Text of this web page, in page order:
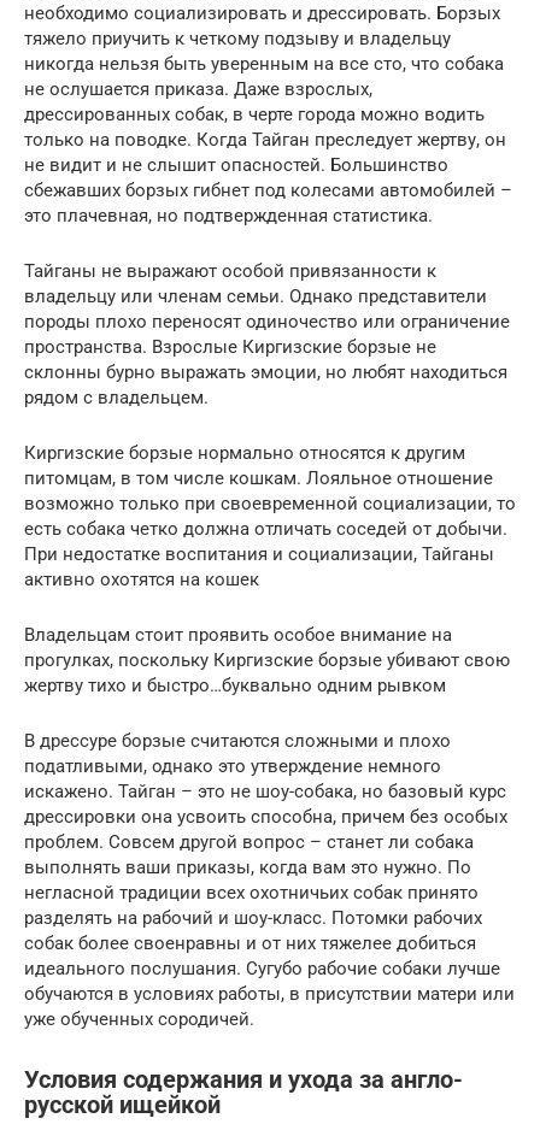
необходимо социализировать и дрессировать. Борзых
тяжело приучить к четкому подзыву и владельцу
никогда нельзя быть уверенным на все сто, что собака
не ослушается приказа. Даже взрослых,
дрессированных собак, в черте города можно водить
только на поводке. Когда Тайган преследует жертву, он
не видит и не слышит опасностей. Большинство
сбежавших борзых гибнет под колесами автомобилей –
это плачевная, но подтвержденная статистика.
Тайганы не выражают особой привязанности к
владельцу или членам семьи. Однако представители
породы плохо переносят одиночество или ограничение
пространства. Взрослые Киргизские борзые не
склонны бурно выражать эмоции, но любят находиться
рядом с владельцем.
Киргизские борзые нормально относятся к другим
питомцам, в том числе кошкам. Лояльное отношение
возможно только при своевременной социализации, то
есть собака четко должна отличать соседей от добычи.
При недостатке воспитания и социализации, Тайганы
активно охотятся на кошек
Владельцам стоит проявить особое внимание на
прогулках, поскольку Киргизские борзые убивают свою
жертву тихо и быстро…буквально одним рывком
В дрессуре борзые считаются сложными и плохо
податливыми, однако это утверждение немного
искажено. Тайган – это не шоу-собака, но базовый курс
дрессировки она усвоить способна, причем без особых
проблем. Совсем другой вопрос – станет ли собака
выполнять ваши приказы, когда вам это нужно. По
негласной традиции всех охотничьих собак принято
разделять на рабочий и шоу-класс. Потомки рабочих
собак более своенравны и от них тяжелее добиться
идеального послушания. Сугубо рабочие собаки лучше
обучаются в условиях работы, в присутствии матери или
уже обученных сородичей.
Условия содержания и ухода за англо-
русской ищейкой